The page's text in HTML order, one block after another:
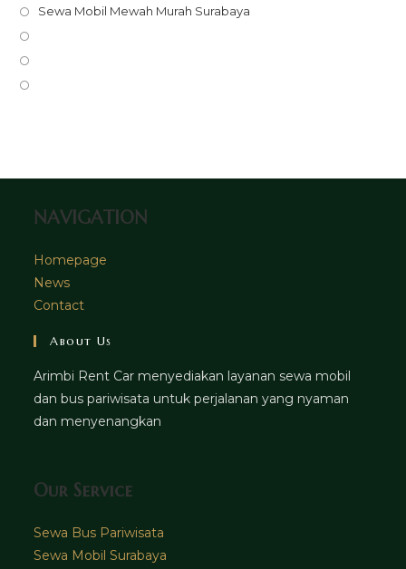
in
Sewa Mobil Mewah Murah Surabaya
tab
NAVIGATION
Homepage
News
Contact
About Us
Arimbi Rent Car menyediakan layanan sewa mobil
dan bus pariwisata untuk perjalanan yang nyaman
dan menyenangkan
Our Service
Sewa Bus Pariwisata
Sewa Mobil Surabaya